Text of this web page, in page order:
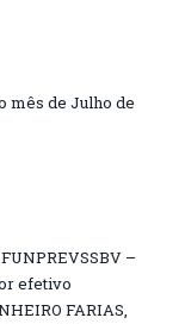
mês de Julho de
–
efetivo
FARIAS,